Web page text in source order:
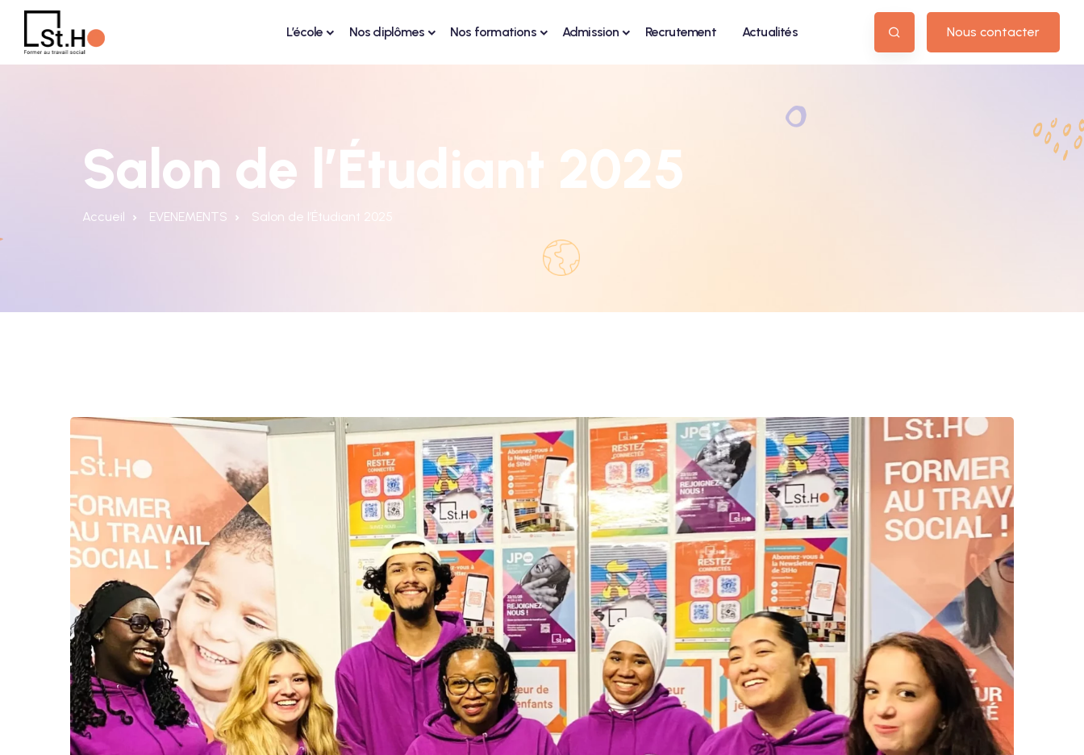
L’école Nos diplômes Nos formations Admission Recrutement Actualités Nous contacter
Salon de l’Étudiant 2025
Accueil EVENEMENTS Salon de l’Étudiant 2025